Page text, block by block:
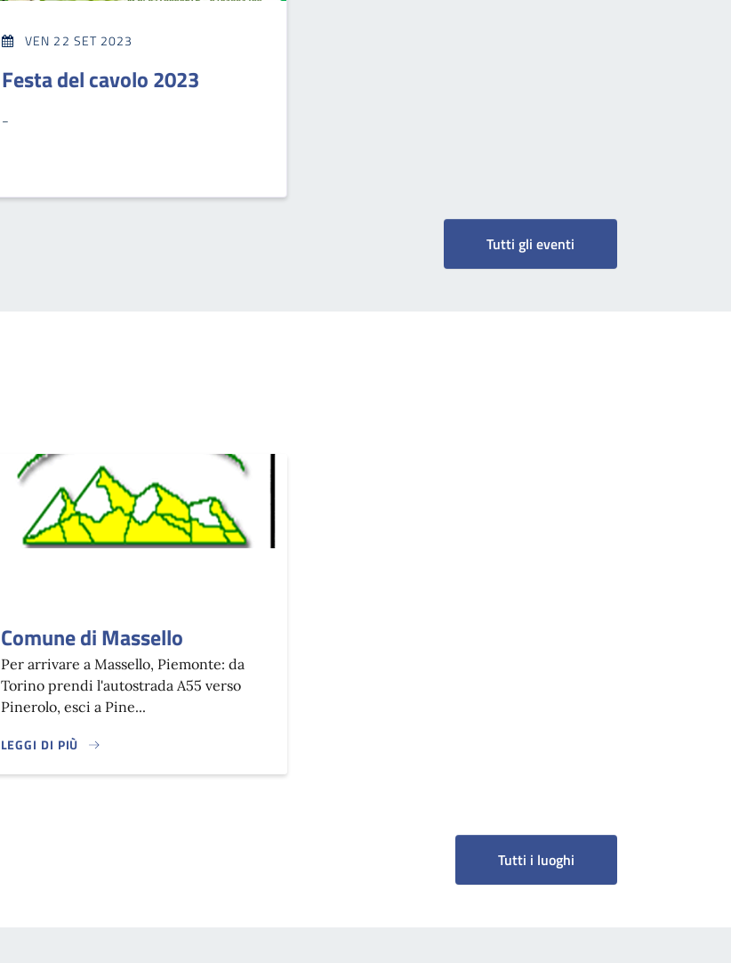
VEN 22 SET 2023
Festa del cavolo 2023
-
Tutti gli eventi
Comune di Massello
Per arrivare a Massello, Piemonte: da
Torino prendi l'autostrada A55 verso
Pinerolo, esci a Pine...
LEGGI DI PIÙ
Tutti i luoghi